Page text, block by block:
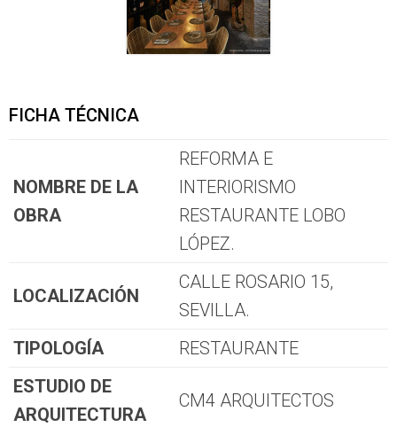
FICHA TÉCNICA
NOMBRE DE LA
OBRA
REFORMA E
INTERIORISMO
RESTAURANTE LOBO
LÓPEZ.
LOCALIZACIÓN
CALLE ROSARIO 15,
SEVILLA.
TIPOLOGÍA
RESTAURANTE
ESTUDIO DE
ARQUITECTURA
CM4 ARQUITECTOS